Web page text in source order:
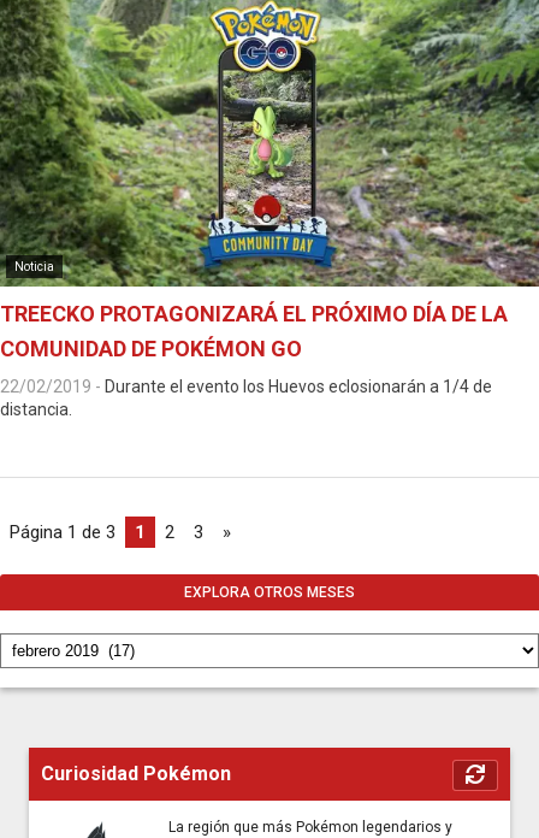
Noticia
TREECKO PROTAGONIZARÁ EL PRÓXIMO DÍA DE LA
COMUNIDAD DE POKÉMON GO
22/02/2019 - Durante el evento los Huevos eclosionarán a 1/4 de
distancia.
Página 1 de 3 1 2 3 »
EXPLORA OTROS MESES
Curiosidad Pokémon
La región que más Pokémon legendarios y